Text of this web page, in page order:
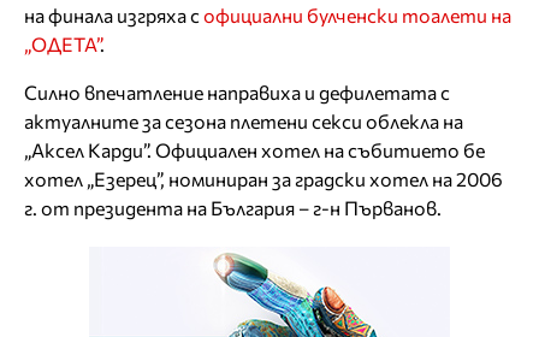
на финала изгряха с официални булченски тоалети на
„ОДЕТА”.
Силно впечатление направиха и дефилетата с
актуалните за сезона плетени секси облекла на
„Аксел Карди”. Официален хотел на събитието бе
хотел „Езерец”, номиниран за градски хотел на 2006
г. от президента на България – г-н Първанов.